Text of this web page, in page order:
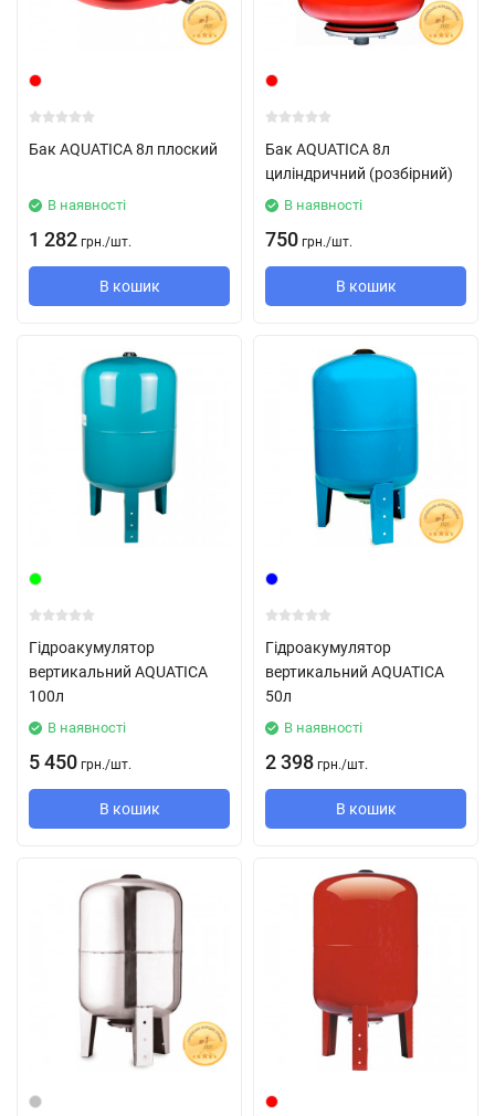
Бак AQUATICA 8л плоский
В наявності
1 282 грн./шт.
В кошик
Бак AQUATICA 8л
циліндричний (розбірний)
В наявності
750 грн./шт.
В кошик
Гідроакумулятор
вертикальний AQUATICA
100л
В наявності
5 450 грн./шт.
В кошик
Гідроакумулятор
вертикальний AQUATICA
50л
В наявності
2 398 грн./шт.
В кошик